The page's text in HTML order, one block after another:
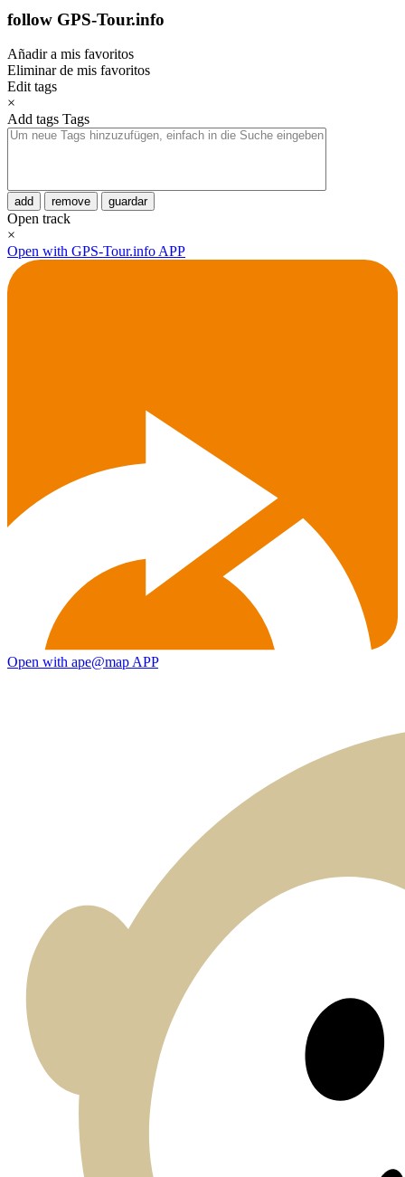
follow GPS-Tour.info
Añadir a mis favoritos
Eliminar de mis favoritos
Edit tags
×
Add tags Tags
add remove guardar
Open track
×
Open with GPS-Tour.info APP
Open with ape@map APP